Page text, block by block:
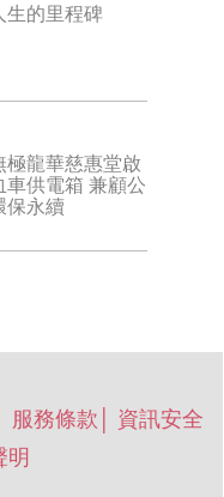
生的里程碑
極龍華慈惠堂啟
車供電箱 兼顧公
保永續
服務條款
資訊安全
明